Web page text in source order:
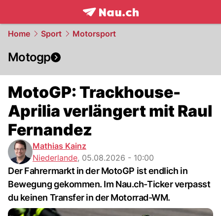
frontpage.NAU.ch
Home Sport Motorsport
Motogp
MotoGP: Trackhouse-
Aprilia verlängert mit Raul
Fernandez
Mathias Kainz
Niederlande, 05.08.2026 - 10:00
Der Fahrermarkt in der MotoGP ist endlich in
Bewegung gekommen. Im Nau.ch-Ticker verpasst
du keinen Transfer in der Motorrad-WM.